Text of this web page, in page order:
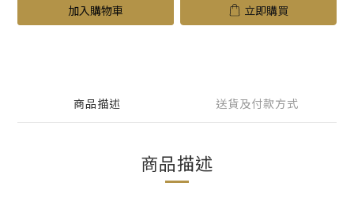
加入購物車 立即購買
商品描述 送貨及付款方式
商品描述